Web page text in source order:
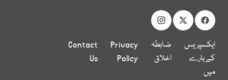
ایکسپریس
کے بارے
میں
ضابطہ
اخلاق
Privacy
Policy
Contact
Us